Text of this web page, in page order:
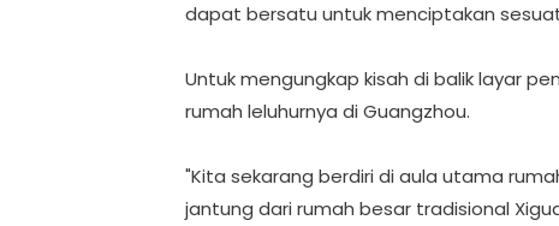
dapat bersatu untuk menciptakan
Untuk mengungkap kisah di balik layar
rumah leluhurnya di Guangzhou.
"Kita sekarang berdiri di aula utama
jantung dari rumah besar tradisional